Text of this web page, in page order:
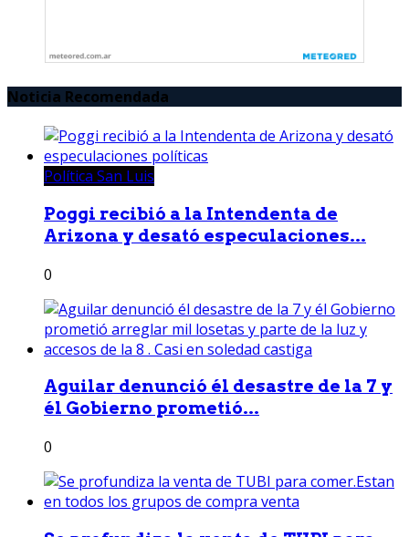
Noticia Recomendada
Política San Luis
Poggi recibió a la Intendenta de
Arizona y desató especulaciones...
0
Aguilar denunció él desastre de la 7 y
él Gobierno prometió...
0